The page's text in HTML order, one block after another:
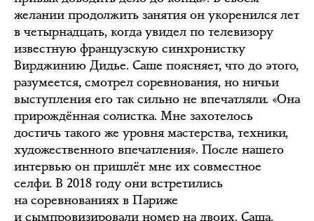
желании продолжить занятия он укоренился лет
в четырнадцать, когда увидел по телевизору
известную французскую синхронистку
Вирджинию Дидье. Саше поясняет, что до этого,
разумеется, смотрел соревнования, но ничьи
выступления его так сильно не впечатляли. «Она
прирождённая солистка. Мне захотелось
достичь такого же уровня мастерства, техники,
художественного впечатления». После нашего
интервью он пришлёт мне их совместное
селфи. В 2018 году они встретились
на соревнованиях в Париже
и сымпровизировали номер на двоих. Саша,